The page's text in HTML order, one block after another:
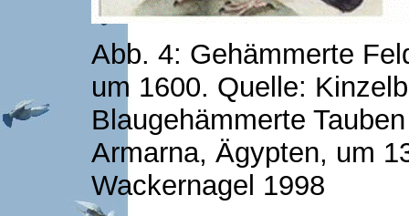
Abb. 4: Gehämmerte
um 1600. Quelle:
Blaugehämmerte
Armarna, Ägypten, um
Wackernagel 1998